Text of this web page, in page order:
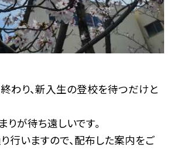
わり、新入生の登校を待つだけと
が待ち遠しいです。
行いますので、配布した案内をご